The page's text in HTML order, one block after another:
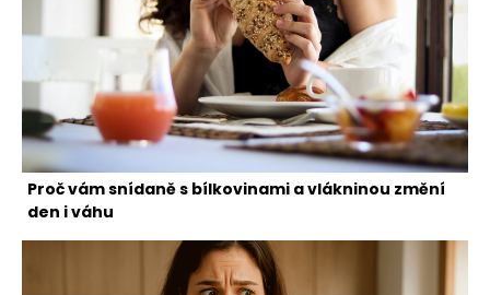
Proč vám snídaně s bílkovinami a vlákninou změní
den i váhu